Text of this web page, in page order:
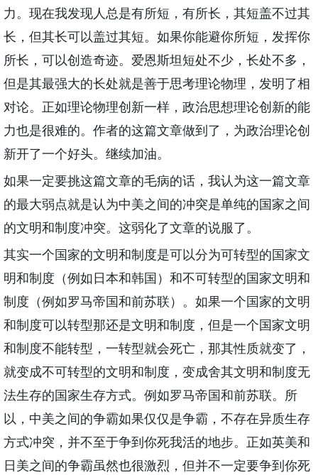
力。现在我发现人总是有所短，有所长，其短盖不过其
长，但其长可以盖过其短。如果你能避你所短，发挥你
所长，可以创造奇迹。爱恩斯坦短处不少，长处不多，
但是其最强大的长处就是善于思考理论物理，发明了相
对论。正如理论物理创新一样，政治思想理论创新的能
力也是很难的。作者的这篇文章做到了，为政治理论创
新开了一个好头。继续加油。
如果一定要挑这篇文章的毛病的话，我认为这一篇文章
的最大弱点就是认为中美之间的冲突是单纯的国家之间
的文明和制度冲突。这弱化了文章的说服了。
其实一个国家的文明和制度是可以分为可转型的国家文
明和制度（例如日本和韩国）和不可转型的国家文明和
制度（例如罗马帝国和前苏联）。如果一个国家的文明
和制度可以转型那还是文明和制度，但是一个国家文明
和制度不能转型，一转型就会死亡，那其性质就变了，
就变成不可转型的文明和制度，变成舍其文明和制度无
法生存的国家生存方式。例如罗马帝国和前苏联。所
以，中美之间的争霸如果仅仅是争霸，不存在异质生存
方式冲突，并不至于争到你死我活的地步。正如英美和
日美之间的争霸虽然也很激烈，但并不一定要争到你死